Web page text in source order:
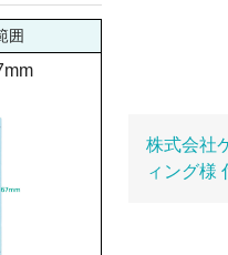
囲
株式会社
ィング様